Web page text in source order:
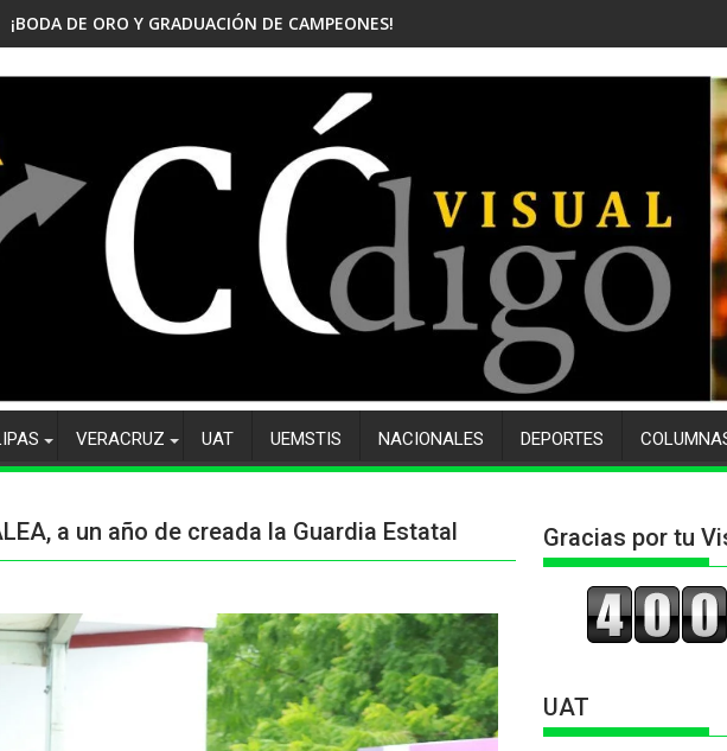
¡BODA DE ORO Y GRADUACIÓN DE CAMPEONES! CELEBRA EL CBTis No. 105 SU 50
VERACRUZ UAT UEMSTIS NACIONALES DEPORTES
a un año de creada la Guardia Estatal Gracias por tu
UAT